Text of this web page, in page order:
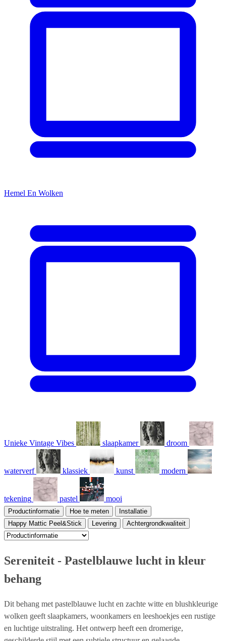
Hemel En Wolken
Unieke Vintage Vibes slaapkamer droom
waterverf klassiek kunst modern
tekening pastel mooi
Productinformatie Hoe te meten
Installatie
Happy Mattic Peel&Stick
Levering Achtergrondkwaliteit
Sereniteit - Pastelblauwe lucht in kleur
behang
Dit behang met pastelblauwe lucht en zachte witte en blushkleurige
wolken geeft slaapkamers, woonkamers en leeshoekjes een rustige
en luchtige uitstraling. Het ontwerp heeft een dromerige,